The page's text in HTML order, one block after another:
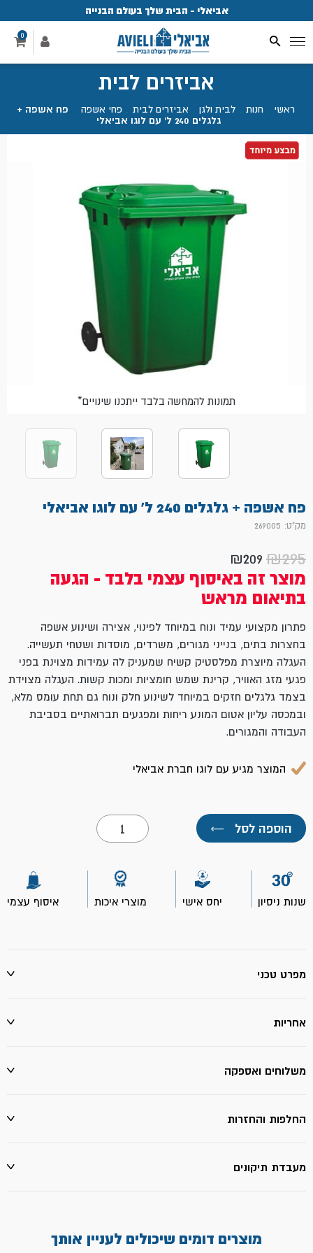
אביאלי - הבית שלך בעולם הבנייה
0
אביזרים לבית
ראשי חנות לבית ולגן אביזרים לבית פחי אשפה
פח אשפה +
גלגלים 240 ל' עם לוגו אביאלי
פח אשפה + גלגלים 240 ל' עם לוגו אביאלי
מק"ט: 269005
₪295
המחיר
המקורי
היה:
₪295.
₪209 המחיר
הנוכחי
הוא:
₪209.
מוצר זה באיסוף עצמי בלבד - הגעה
בתיאום מראש
פתרון מקצועי עמיד ונוח במיוחד לפינוי, אצירה ושינוע אשפה
בחצרות בתים, בנייני מגורים, משרדים, מוסדות ושטחי תעשייה.
העגלה מיוצרת מפלסטיק קשיח שמעניק לה עמידות מצוינת בפני
פגעי מזג האוויר, קרינת שמש חומציות ומכות קשות. העגלה מצוידת
בצמד גלגלים חזקים במיוחד לשינוע חלק ונוח גם תחת עומס מלא,
ובמכסה עליון אטום המונע ריחות ומפגעים תברואתיים בסביבת
העבודה והמגורים.
המוצר מגיע עם לוגו חברת אביאלי
הוספה לסל ←
כמות
של
פח
גלגלים
ל'
שנות ניסיון יחס אישי מוצרי איכות איסוף עצמי
מפרט טכני
אחריות
משלוחים ואספקה
החלפות והחזרות
מעבדת תיקונים
*תמונות להמחשה בלבד ייתכנו שינויים
מוצרים דומים שיכולים לעניין אותך